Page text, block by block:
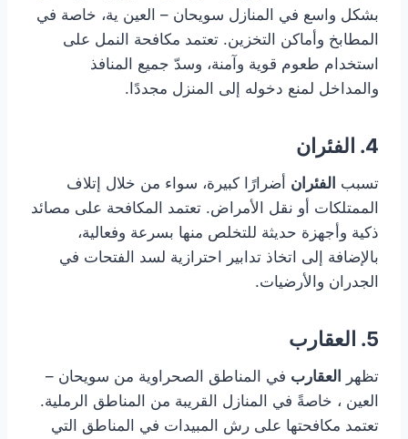
بشكل واسع في المنازل سويحان – العين ية، خاصة في
المطابخ وأماكن التخزين. تعتمد مكافحة النمل على
استخدام طعوم قوية وآمنة، وسدّ جميع المنافذ
والمداخل لمنع دخوله إلى المنزل مجددًا.
4. الفئران
تسبب الفئران أضرارًا كبيرة، سواء من خلال إتلاف
الممتلكات أو نقل الأمراض. تعتمد المكافحة على مصائد
ذكية وأجهزة حديثة للتخلص منها بسرعة وفعالية،
بالإضافة إلى اتخاذ تدابير احترازية لسد الفتحات في
الجدران والأرضيات.
5. العقارب
تظهر العقارب في المناطق الصحراوية من سويحان –
العين ، خاصةً في المنازل القريبة من المناطق الرملية.
تعتمد مكافحتها على رش المبيدات في المناطق التي